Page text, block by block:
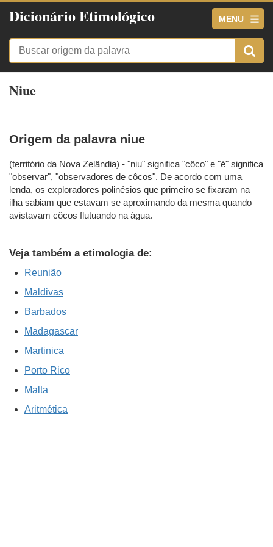
Dicionário Etimológico MENU
Niue
Origem da palavra niue
(território da Nova Zelândia) - "niu" significa "côco" e "é" significa
"observar", "observadores de côcos". De acordo com uma
lenda, os exploradores polinésios que primeiro se fixaram na
ilha sabiam que estavam se aproximando da mesma quando
avistavam côcos flutuando na água.
Veja também a etimologia de:
Reunião
Maldivas
Barbados
Madagascar
Martinica
Porto Rico
Malta
Aritmética